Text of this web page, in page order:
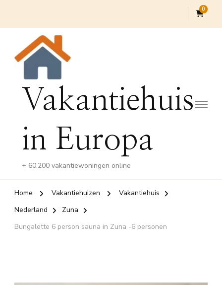
0
Vakantiehuis
in Europa
+ 60,200 vakantiewoningen online
Home Vakantiehuizen
Vakantiehuis
Nederland
Zuna
Bungalette 6 person sauna in Zuna -6 personen